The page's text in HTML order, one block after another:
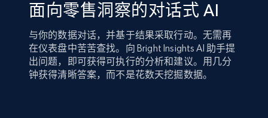
面向零售洞察的对话式 AI
与你的数据对话，并基于结果采取行动。无需再
在仪表盘中苦苦查找。向 Bright Insights AI 助手提
出问题，即可获得可执行的分析和建议。用几分
钟获得清晰答案，而不是花数天挖掘数据。